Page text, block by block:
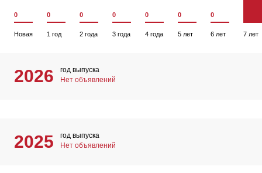
0
Новая
0
1 год
0
2 года
0
3 года
0
4 года
0
5 лет
0
6 лет 7 лет
2026
год выпуска
Нет объявлений
2025
год выпуска
Нет объявлений